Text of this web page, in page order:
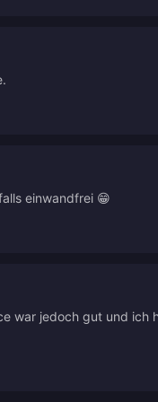
einwandfrei 😁
war jedoch gut und ich